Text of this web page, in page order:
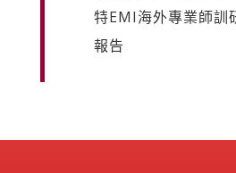
特EMI海外專業師訓
報告